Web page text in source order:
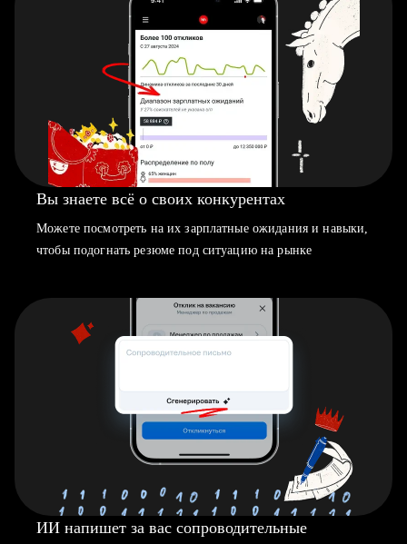
Вы знаете всё о своих конкурентах
Можете посмотреть на их зарплатные ожидания и навыки,
чтобы подогнать резюме под ситуацию на рынке
ИИ напишет за вас сопроводительные